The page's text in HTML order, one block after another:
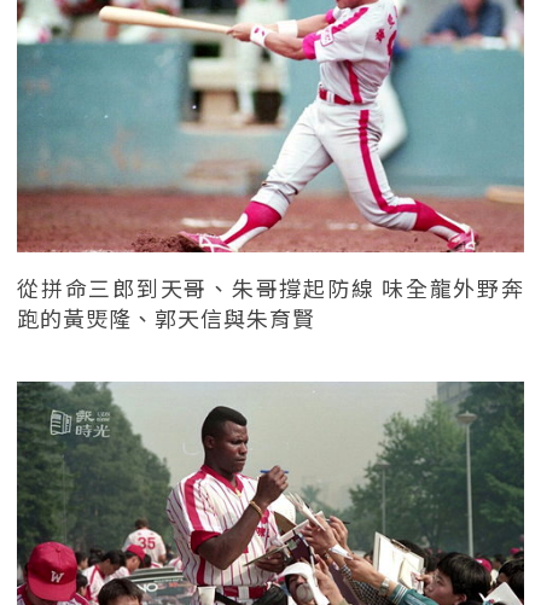
從拼命三郎到天哥、朱哥撐起防線 味全龍外野奔
跑的黃煚隆、郭天信與朱育賢